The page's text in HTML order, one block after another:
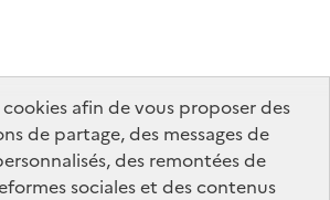
afin de vous proposer des
de partage, des messages de
des remontées de
sociales et des contenus
info.gouv.fr
data.gouv.fr